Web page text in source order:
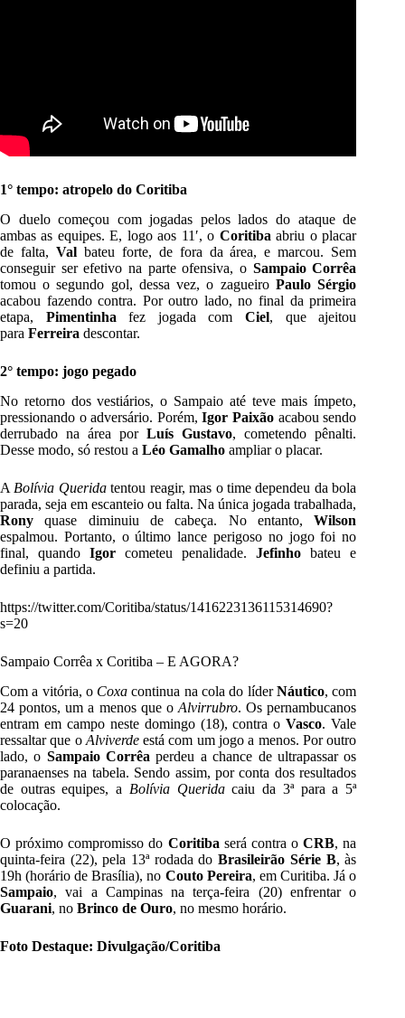
1° tempo: atropelo do Coritiba
O duelo começou com jogadas pelos lados do ataque de
ambas as equipes. E, logo aos 11′, o Coritiba abriu o placar
de falta, Valbateu forte, de fora da área, e marcou. Sem
conseguir ser efetivo na parte ofensiva, o Sampaio Corrêa
tomou o segundo gol, dessa vez, o zagueiro Paulo Sérgio
acabou fazendo contra. Por outro lado, no final da primeira
etapa, Pimentinha fez jogada com Ciel, que ajeitou
para Ferreira descontar.
2° tempo: jogo pegado
No retorno dos vestiários, o Sampaio até teve mais ímpeto,
pressionando o adversário. Porém,Igor Paixão acabou sendo
derrubado na área porLuís Gustavo, cometendo pênalti.
Desse modo, só restou a Léo Gamalho ampliar o placar.
A Bolívia Queridatentou reagir, mas o time dependeu da bola
parada, seja em escanteio ou falta. Na única jogada trabalhada,
Rony quase diminuiu de cabeça. No entanto,Wilson
espalmou. Portanto, o último lance perigoso no jogo foi no
final, quandoIgor cometeu penalidade.Jefinho bateu e
definiu a partida.
https://twitter.com/Coritiba/status/1416223136115314690?
s=20
Sampaio Corrêa x Coritiba – E AGORA?
Com a vitória, o Coxa continua na cola do líderNáutico, com
24 pontos, um a menos que o Alvirrubro. Os pernambucanos
entram em campo neste domingo (18), contra o Vasco. Vale
ressaltar que o Alviverdeestá com um jogo a menos. Por outro
lado, o Sampaio Corrêa perdeu a chance de ultrapassar os
paranaenses na tabela. Sendo assim, por conta dos resultados
de outras equipes, a Bolívia Queridacaiu da 3ª para a 5ª
colocação.
O próximo compromisso do Coritiba será contra oCRB, na
quinta-feira (22), pela 13ª rodada doBrasileirão Série B, às
19h (horário de Brasília), no Couto Pereira, em Curitiba. Já o
Sampaio, vai a Campinas na terça-feira (20) enfrentar o
Guarani, no Brinco de Ouro, no mesmo horário.
Foto Destaque: Divulgação/Coritiba